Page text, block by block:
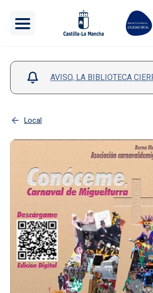
AVISO, LA BIBLIOTECA
Local